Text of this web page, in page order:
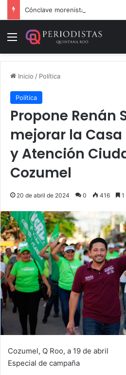
Cónclave morenista en el WTC de
Menú
Inicio / Política
Política
Propone Renán
mejorar la Casa
y Atención
Cozumel
20 de abril de 2024 0 416
Cozumel, Q Roo, a 19 de abril
Especial de campaña